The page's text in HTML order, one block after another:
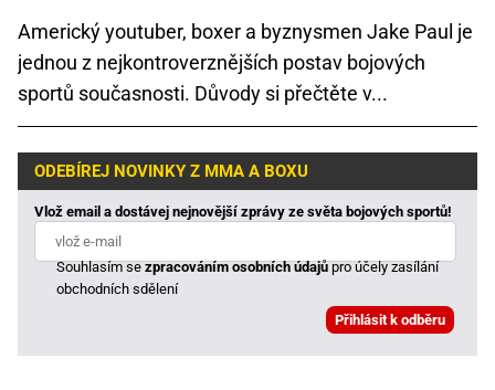
Americký youtuber, boxer a byznysmen Jake Paul je
jednou z nejkontroverznějších postav bojových
sportů současnosti. Důvody si přečtěte v...
ODEBÍREJ NOVINKY Z MMA A BOXU
Vlož email a dostávej nejnovější zprávy ze světa bojových sportů!
Souhlasím sezpracováním osobních údajůpro účely zasílání
obchodních sdělení